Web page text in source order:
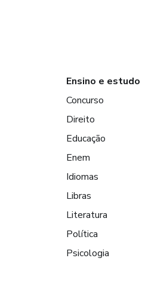
Ensino e
Concurso
Direito
Educação
Enem
Idiomas
Libras
Literatura
Política
Psicologia